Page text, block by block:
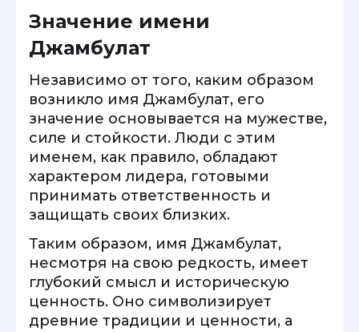
Значение имени
Джамбулат
Независимо от того, каким образом
возникло имя Джамбулат, его
значение основывается на мужестве,
силе и стойкости. Люди с этим
именем, как правило, обладают
характером лидера, готовыми
принимать ответственность и
защищать своих близких.
Таким образом, имя Джамбулат,
несмотря на свою редкость, имеет
глубокий смысл и историческую
ценность. Оно символизирует
древние традиции и ценности, а